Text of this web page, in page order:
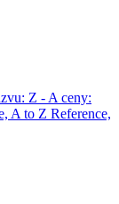
Z - Aceny:
A to Z Reference,